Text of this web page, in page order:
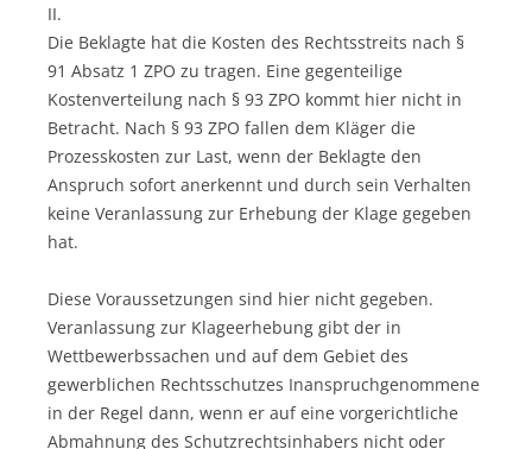
II.
Die Beklagte hat die Kosten des Rechtsstreits nach §
91 Absatz 1 ZPO zu tragen. Eine gegenteilige
Kostenverteilung nach § 93 ZPO kommt hier nicht in
Betracht. Nach § 93 ZPO fallen dem Kläger die
Prozesskosten zur Last, wenn der Beklagte den
Anspruch sofort anerkennt und durch sein Verhalten
keine Veranlassung zur Erhebung der Klage gegeben
hat.
Diese Voraussetzungen sind hier nicht gegeben.
Veranlassung zur Klageerhebung gibt der in
Wettbewerbssachen und auf dem Gebiet des
gewerblichen Rechtsschutzes Inanspruchgenommene
in der Regel dann, wenn er auf eine vorgerichtliche
Abmahnung des Schutzrechtsinhabers nicht oder